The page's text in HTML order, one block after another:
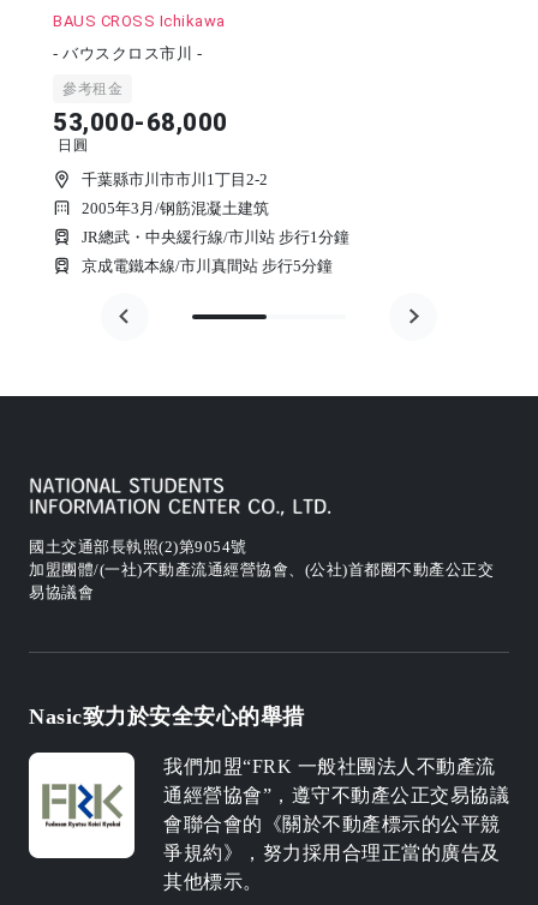
BAUS CROSS Ichikawa
- バウスクロス市川 -
參考租金
53,000-68,000
日圓
千葉縣市川市市川1丁目2-2
2005年3月/钢筋混凝土建筑
JR總武・中央緩行線/市川站 步行1分鐘
京成電鐵本線/市川真間站 步行5分鐘
國土交通部長執照(2)第9054號
加盟團體/(一社)不動產流通經營協會、(公社)首都圈不動產公正交
易協議會
Nasic致力於安全安心的舉措
我們加盟“FRK 一般社團法人不動產流
通經營協會”，遵守不動產公正交易協議
會聯合會的《關於不動產標示的公平競
爭規約》，努力採用合理正當的廣告及
其他標示。